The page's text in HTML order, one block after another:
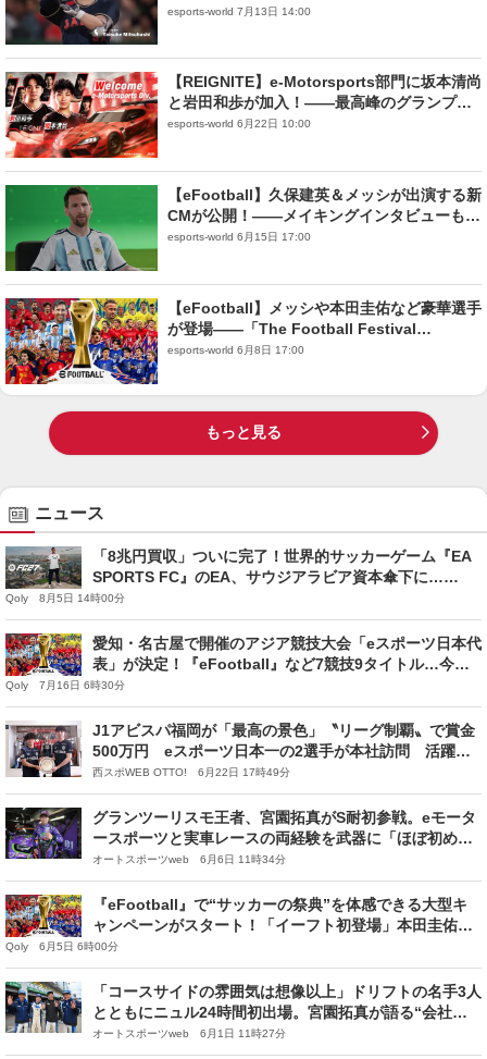
BASEBALL CLASSIC™」モードで侍ジャパ
esports-world 7月13日 14:00
【REIGNITE】e-Motorsports部門に坂本清尚
と岩田和歩が加入！——最高峰のグランプリ
シリーズ制覇へ盤石の態勢を構築
esports-world 6月22日 10:00
【eFootball】久保建英＆メッシが出演する新
CMが公開！——メイキングインタビューも公
開！
esports-world 6月15日 17:00
【eFootball】メッシや本田圭佑など豪華選手
が登場――「The Football Festival
Campaign」開催！
esports-world 6月8日 17:00
もっと見る
ニュース
「8兆円買収」ついに完了！世界的サッカーゲーム『EA
SPORTS FC』のEA、サウジアラビア資本傘下に…
NASDAQ上場も廃止
Qoly 8月5日 14時00分
愛知・名古屋で開催のアジア競技大会「eスポーツ日本代
表」が決定！『eFootball』など7競技9タイトル…今大
会から正式メダル種目に
Qoly 7月16日 6時30分
J1アビスパ福岡が「最高の景色」〝リーグ制覇〟で賞金
500万円 eスポーツ日本一の2選手が本社訪問 活躍し
た選手は…？
西スポWEB OTTO! 6月22日 17時49分
グランツーリスモ王者、宮園拓真がS耐初参戦。eモータ
ースポーツと実車レースの両経験を武器に「ほぼ初めて
尽くし」の富士24時間に挑む
オートスポーツweb 6月6日 11時34分
『eFootball』で“サッカーの祭典”を体感できる大型キ
ャンペーンがスタート！「イーフト初登場」本田圭佑が
吠えまくる
Qoly 6月5日 6時00分
「コースサイドの雰囲気は想像以上」ドリフトの名手3人
とともにニュル24時間初出場。宮園拓真が語る“会社
員”のメリット
オートスポーツweb 6月1日 11時27分